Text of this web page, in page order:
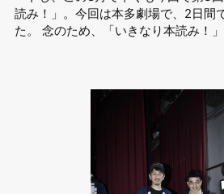
読み！」。今回は本多劇場で、2日間
た。 念のため、「いきなり本読み！